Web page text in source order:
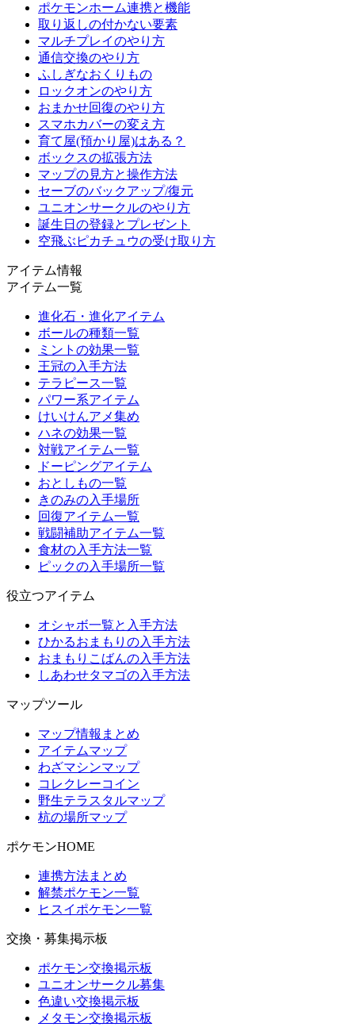
ポケモンホーム連携と機能
取り返しの付かない要素
マルチプレイのやり方
通信交換のやり方
ふしぎなおくりもの
ロックオンのやり方
おまかせ回復のやり方
スマホカバーの変え方
育て屋(預かり屋)はある？
ボックスの拡張方法
マップの見方と操作方法
セーブのバックアップ/復元
ユニオンサークルのやり方
誕生日の登録とプレゼント
空飛ぶピカチュウの受け取り方
アイテム情報
アイテム一覧
進化石・進化アイテム
ボールの種類一覧
ミントの効果一覧
王冠の入手方法
テラピース一覧
パワー系アイテム
けいけんアメ集め
ハネの効果一覧
対戦アイテム一覧
ドーピングアイテム
おとしもの一覧
きのみの入手場所
回復アイテム一覧
戦闘補助アイテム一覧
食材の入手方法一覧
ピックの入手場所一覧
役立つアイテム
オシャボ一覧と入手方法
ひかるおまもりの入手方法
おまもりこばんの入手方法
しあわせタマゴの入手方法
マップツール
マップ情報まとめ
アイテムマップ
わざマシンマップ
コレクレーコイン
野生テラスタルマップ
杭の場所マップ
ポケモンHOME
連携方法まとめ
解禁ポケモン一覧
ヒスイポケモン一覧
交換・募集掲示板
ポケモン交換掲示板
ユニオンサークル募集
色違い交換掲示板
メタモン交換掲示板